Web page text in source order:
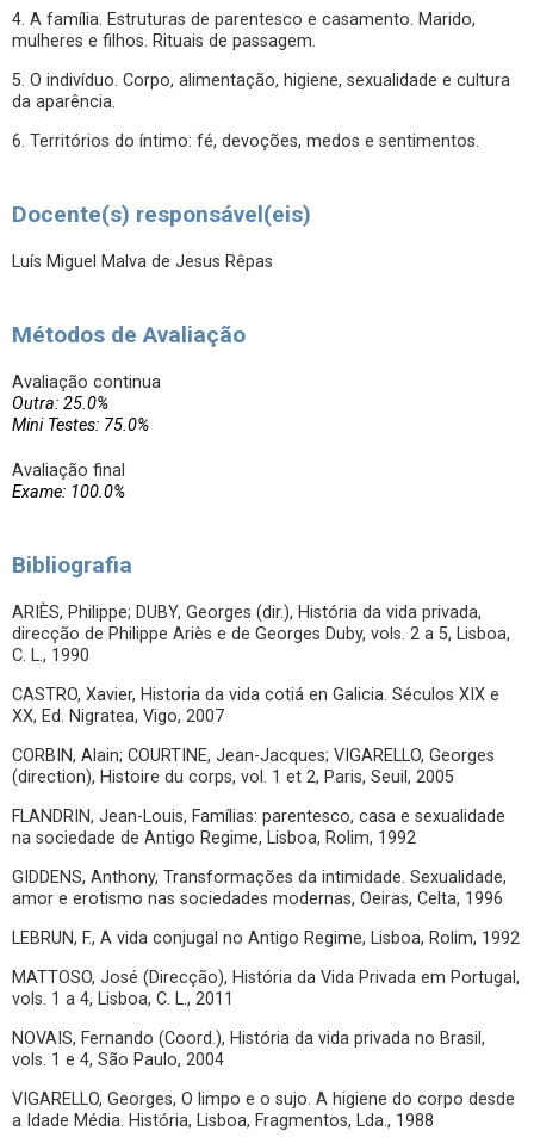
4. A família. Estruturas de parentesco e casamento. Marido,
mulheres e filhos. Rituais de passagem.
5. O indivíduo. Corpo, alimentação, higiene, sexualidade e cultura
da aparência.
6. Territórios do íntimo: fé, devoções, medos e sentimentos.
Docente(s) responsável(eis)
Luís Miguel Malva de Jesus Rêpas
Métodos de Avaliação
Avaliação continua
Outra: 25.0%
Mini Testes: 75.0%
Avaliação final
Exame: 100.0%
Bibliografia
ARIÈS, Philippe; DUBY, Georges (dir.), História da vida privada,
direcção de Philippe Ariès e de Georges Duby, vols. 2 a 5, Lisboa,
C. L., 1990
CASTRO, Xavier, Historia da vida cotiá en Galicia. Séculos XIX e
XX, Ed. Nigratea, Vigo, 2007
CORBIN, Alain; COURTINE, Jean-Jacques; VIGARELLO, Georges
(direction), Histoire du corps, vol. 1 et 2, Paris, Seuil, 2005
FLANDRIN, Jean-Louis, Famílias: parentesco, casa e sexualidade
na sociedade de Antigo Regime, Lisboa, Rolim, 1992
GIDDENS, Anthony, Transformações da intimidade. Sexualidade,
amor e erotismo nas sociedades modernas, Oeiras, Celta, 1996
LEBRUN, F., A vida conjugal no Antigo Regime, Lisboa, Rolim, 1992
MATTOSO, José (Direcção), História da Vida Privada em Portugal,
vols. 1 a 4, Lisboa, C. L., 2011
NOVAIS, Fernando (Coord.), História da vida privada no Brasil,
vols. 1 e 4, São Paulo, 2004
VIGARELLO, Georges, O limpo e o sujo. A higiene do corpo desde
a Idade Média. História, Lisboa, Fragmentos, Lda., 1988